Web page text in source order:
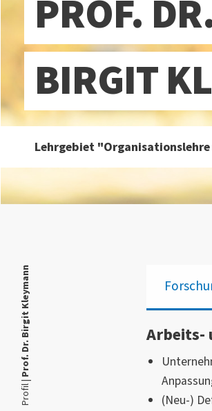
PROF.
BIRGIT
Lehrgebiet
Profil |
Prof. Dr. Birgit Kleymann Arbeits-
(Neu-)